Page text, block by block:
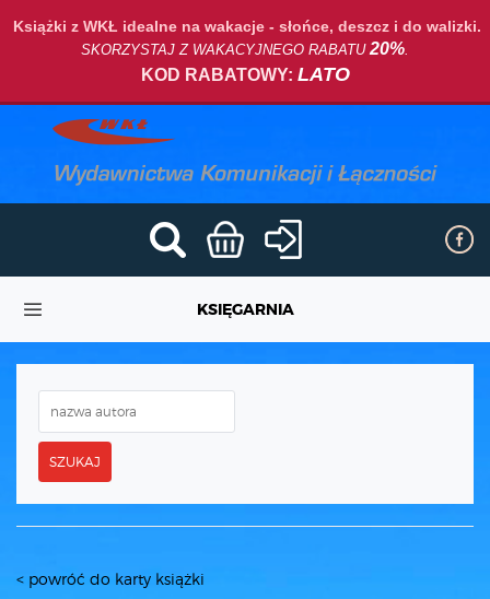
Książki z WKŁ idealne na wakacje - słońce, deszcz i do walizki.
SKORZYSTAJ Z WAKACYJNEGO RABATU20%.
KOD RABATOWY: LATO
KSIĘGARNIA
SZUKAJ
< powróć do karty książki